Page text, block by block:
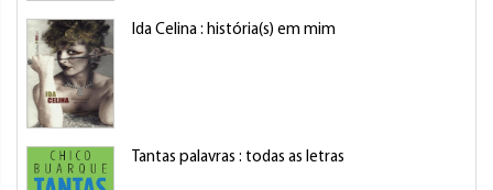
Ida Celina : história(s) em mim
Tantas palavras : todas as letras